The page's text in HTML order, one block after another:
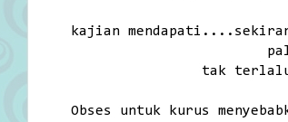
kajian
tak
Obses untuk kurus